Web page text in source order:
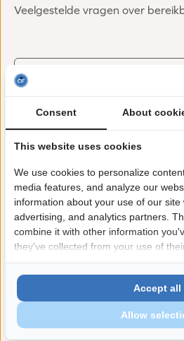
Veelgestelde vragen over
Kan ik de gemaakte
afzeggen?
Kan ik parkeren bij CIR?
Is er op de locatie een lift
Consent About
This website uses cookies
We use cookies to personalize
media features, and analyze our
information about your use of our site
advertising, and analytics partners.
combine it with other information
they've collected from your use of
Allow
Accept all